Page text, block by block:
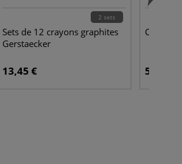
2 sets
Sets de 12 crayons graphites
Gerstaecker
13,45 € 5,95 €